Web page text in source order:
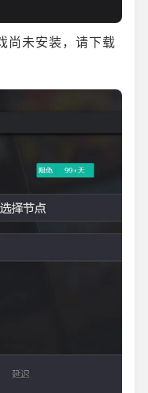
尚未安装，请下载